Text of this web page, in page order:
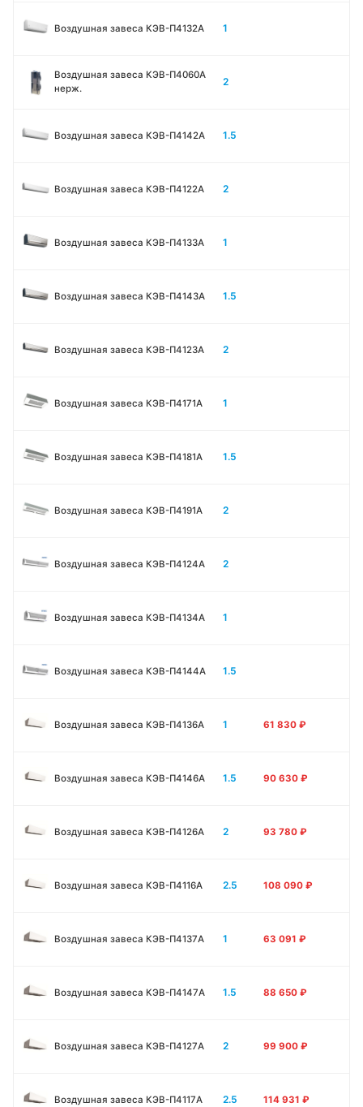
Воздушная завеса КЭВ-П4132A 1
Воздушная завеса КЭВ-П4060A
нерж.
2
Воздушная завеса КЭВ-П4142A 1.5
Воздушная завеса КЭВ-П4122A 2
Воздушная завеса КЭВ-П4133A 1
Воздушная завеса КЭВ-П4143A 1.5
Воздушная завеса КЭВ-П4123A 2
Воздушная завеса КЭВ-П4171A 1
Воздушная завеса КЭВ-П4181A 1.5
Воздушная завеса КЭВ-П4191A 2
Воздушная завеса КЭВ-П4124A 2
Воздушная завеса КЭВ-П4134A 1
Воздушная завеса КЭВ-П4144A 1.5
Воздушная завеса КЭВ-П4136A 1 61 830 ₽
Воздушная завеса КЭВ-П4146A 1.5 90 630 ₽
Воздушная завеса КЭВ-П4126A 2 93 780 ₽
Воздушная завеса КЭВ-П4116A 2.5 108 090 ₽
Воздушная завеса КЭВ-П4137A 1 63 091 ₽
Воздушная завеса КЭВ-П4147A 1.5 88 650 ₽
Воздушная завеса КЭВ-П4127A 2 99 900 ₽
Воздушная завеса КЭВ-П4117A 2.5 114 931 ₽